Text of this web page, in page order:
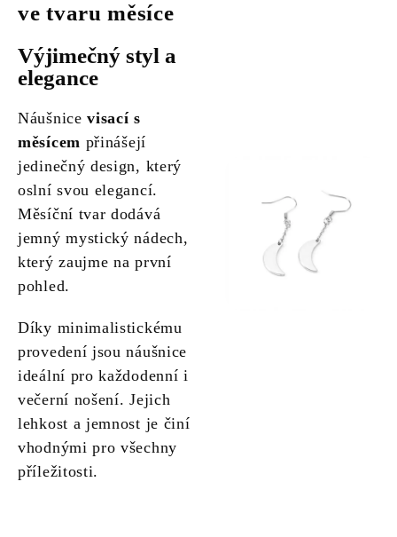
ve tvaru měsíce
Výjimečný styl a
elegance
Náušnicevisací s
měsícem přinášejí
jedinečný design, který
oslní svou elegancí.
Měsíční tvar dodává
jemný mystický nádech,
který zaujme na první
pohled.
Díky minimalistickému
provedení jsou náušnice
ideální pro každodenní i
večerní nošení. Jejich
lehkost a jemnost je činí
vhodnými pro všechny
příležitosti.